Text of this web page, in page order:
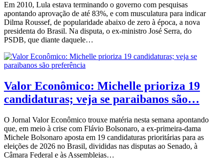
Em 2010, Lula estava terminando o governo com pesquisas
apontando aprovação de até 83%, e com musculatura para indicar
Dilma Roussef, de popularidade abaixo de zero à época, a nova
presidenta do Brasil. Na disputa, o ex-ministro José Serra, do
PSDB, que diante daquele…
Valor Econômico: Michelle prioriza 19
candidaturas; veja se paraibanos são…
O Jornal Valor Econômico trouxe matéria nesta semana apontando
que, em meio à crise com Flávio Bolsonaro, a ex-primeira-dama
Michele Bolsonaro aposta em 19 candidaturas prioritárias para as
eleições de 2026 no Brasil, divididas nas disputas ao Senado, à
Câmara Federal e às Assembleias…